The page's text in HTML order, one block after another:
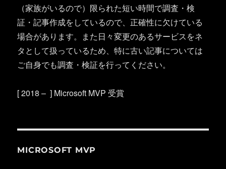
（家族がいるので）限られた短い時間で調査・検
証・記事作成をしているので、正確性に欠けている
場合があります。また日々変更のあるサービスをネ
タとして扱っているため、特に古い記事については
ご自身でも調査・検証を行ってください。
[ 2018 – ] Microsoft MVP 受賞
MICROSOFT MVP